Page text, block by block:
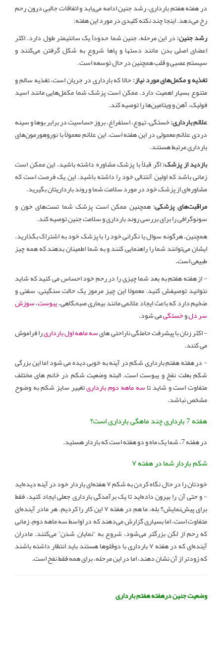
در هفته هفتم بارداری، رشد جنین ادامه می‌یابد و اتفاقات جالبی درون رحم
رخ می‌دهد. اینجا چند نکته کلیدی در مورد این هفته:
رشد جنین:در این مرحله، جنین شما حدوداً یک سانتیمتر طول دارد. اکثر
اعضای اصلی بدن مانند دستها و پاها شروع به شکل گرفتن می‌کنند و
سیستم عصبی و قلب همچنین در حال توسعه است.
تغذیه و مکمل‌های مورد نیاز:حالا که بارداری در جریان است، تغذیه سالم و
متنوع بسیار اهمیت دارد. ممکن است پزشک شما مکمل‌هایی مانند اسید
فولیک، آهن و ویتامین‌ها را توصیه کند.
علائم بارداری:خستگی، تهوع، استفراغ، بروز حساسیت در برابر بوها و سینه
دردی علائم معمولی در این هفته است. این علائم معمولاً با نوروهورمون‌های
بارداری مرتبط هستند.
بازدید از پزشک:اگر قبلاً با پزشک مشاوره داشته باشید، این ممکن است
زمانی باشد که اولین آنتنالی خود را داشته باشید. این یک فرصت است که
مشاوره‌ای از پزشک خود در مورد سلامت شما و روند بارداریتان بگیرید.
مراقبت‌های پزشکی: همچنین ممکن است پزشک شما تست‌های خون و
سونوگرافی را برای بررسی روند بارداری و سلامت جنین توصیه کند.
همچنین، هرگونه سوال یا نگرانی خود را با پزشک خود به اشتراک بگذارید.
ایشان می‌توانند شما را راهنمایی کنند و به شما اطمینان بدهند که همه چیز
طبیعی است.
- از هفته هفتم به بعد شما چیزی را در رحم خود احساس می کنید که شاید
نتوانید توصیفش کنید. معمولا این چیز مرموز یک حالت سنگینی، سفتی و
ضخیم دارد که باعث ایجاد علائمی مانند بیماری صبحگاهی،یبوست،سوزش
سر دلوخستگیمی شود.
- اکثر زنان با پیشرفت حاملگی ناراحتی هایسه ماهه اول بارداریرا فراموش
می کنند.
- در هفته هفتم بارداری شکم در آینه به خوبی دیده می شود اما این بزرگی
شکم بعلت نفخ و یبوست است. البته وضعیت شکم در خانم های مختلف
متفاوت است و شاید تاسه ماهه دوم بارداریتغییر سایز شکم به وضوح
مشخص نباشد.
هفته 7 بارداری چند ماهگی بارداری است؟
در هفته 7، شما یک ماه و دو هفته است که باردار هستید.
شکم باردار شما در هفته ۷
خودتان را در حال نگاه کردن به شکم ۷ هفته‌ای باردار خود در آینه دیده‌اید
- و حتی آن را بیرون داده‌اید تا یک برآمدگی بارداری جعلی ایجاد کنید، فقط
برای پیش‌نمایش؟ بله، ما هم در هفته ۷ این کار را کردیم. هر مادر آینده‌ای
متفاوت است، اما بسیاری گزارش می‌دهند که در اواسط سه ماهه دوم، زمانی
که رحم از لگن بزرگتر می‌شود، شروع به “نمایان شدن” می‌کنند. مادران
آینده‌ای که در هفته ۷ بارداری با دوقلوها هستند باید انتظار داشته باشند
که زودتر از آن نشان دهند، اما در این مرحله، برای همه فقط نفخ است.
وضعیت جنین درهفته هفتم بارداری